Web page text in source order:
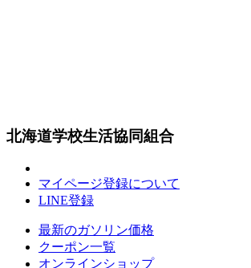
北海道学校生活協同組合
マイページ登録について
LINE登録
最新のガソリン価格
クーポン一覧
オンラインショップ